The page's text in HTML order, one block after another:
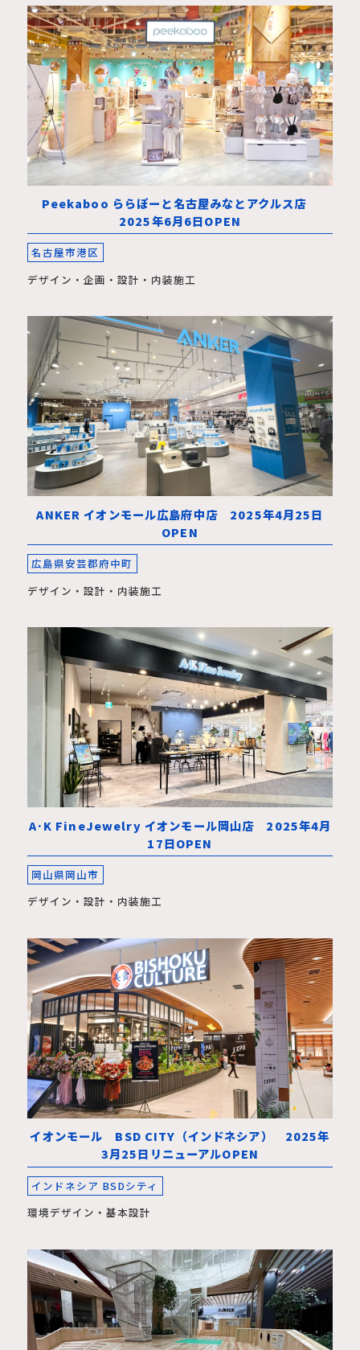
Peekaboo ららぽーと名古屋みなとアクルス店
2025年6月6日OPEN
名古屋市港区
デザイン・企画・設計・内装施工
ANKER イオンモール広島府中店 2025年4月25日
OPEN
広島県安芸郡府中町
デザイン・設計・内装施工
A·K FineJewelry イオンモール岡山店 2025年4月
17日OPEN
岡山県岡山市
デザイン・設計・内装施工
イオンモール BSD CITY（インドネシア） 2025年
3月25日リニューアルOPEN
インドネシア BSDシティ
環境デザイン・基本設計